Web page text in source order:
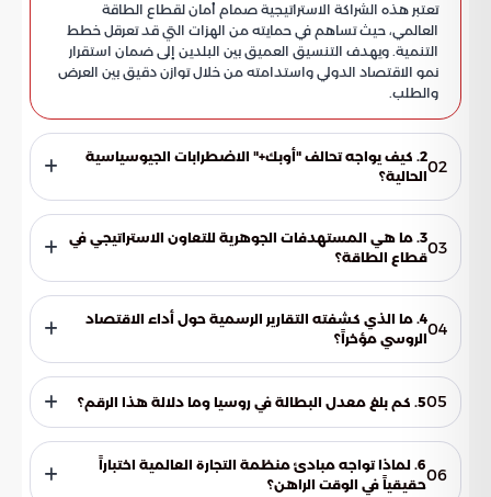
تعتبر هذه الشراكة الاستراتيجية صمام أمان لقطاع الطاقة
العالمي، حيث تساهم في حمايته من الهزات التي قد تعرقل خطط
التنمية. ويهدف التنسيق العميق بين البلدين إلى ضمان استقرار
نمو الاقتصاد الدولي واستدامته من خلال توازن دقيق بين العرض
والطلب.
02 2. كيف يواجه تحالف "أوبك+" الاضطرابات الجيوسياسية
الحالية؟
يشكل التفاهم المتين بين الرياض وموسكو درعاً قوياً لمواجهة
التحديات السياسية. وتتبنى الدولتان استراتيجية موحدة تهدف إلى
إرساء توازن طويل الأمد يحفظ حقوق المنتجين والمستهلكين، مع
السياسية.
03 3. ما هي المستهدفات الجوهرية للتعاون الاستراتيجي في
قطاع الطاقة؟
يركز التعاون على ثلاثة محاور أساسية: أولاً، استدامة الأسواق عبر
تحقيق أسعار عادلة تحفز الاستثمارات. ثانياً، قيادة تحالف "أوبك+"
لموازنة قوى العرض والطلب. وأخيراً، ضمان أمن الإمدادات
لتفادي أي عجز في الإنتاج قد يؤثر على السوق العالمي.
04 4. ما الذي كشفته التقارير الرسمية حول أداء الاقتصاد
الروسي مؤخراً؟
أظهرت التقارير قدرة استثنائية للاقتصاد الروسي على التأقلم مع
التحولات الدولية والقيود الخارجية. وقد حافظت الأنشطة الإنتاجية
على مسار نمو إيجابي، مدعومة بسوق عمل أثبت فاعلية كبيرة في
الدولية.
055. كم بلغ معدل البطالة في روسيا وما دلالة هذا الرقم؟
وصل معدل البطالة في روسيا إلى مستوى تاريخي منخفض بلغ
2.2%. ويؤكد هذا الرقم قوة التوظيف وكفاءة القوى العاملة،
وقدرتها العالية على استيعاب الكوادر في الصناعات الحيوية، مما06 6. لماذا تواجه مبادئ منظمة التجارة العالمية اختباراً
حقيقياً في الوقت الراهن؟